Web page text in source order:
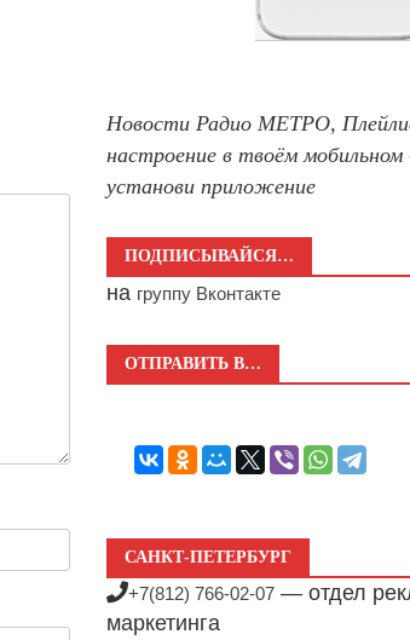
Новости Радио МЕТРО,
настроение в твоём
установи приложение
ПОДПИСЫВАЙСЯ…
на группу Вконтакте
ОТПРАВИТЬ В…
САНКТ-ПЕТЕРБУРГ
+7(812) 766-02-07 — отдел
маркетинга